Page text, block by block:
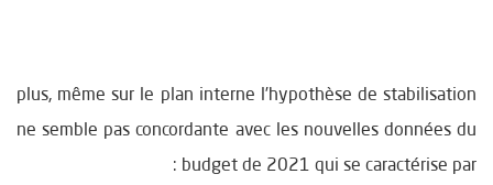
plus, même sur le plan interne l’hypothèse de stabilisation
ne semble pas concordante avec les nouvelles données du
budget de 2021 qui se caractérise par :